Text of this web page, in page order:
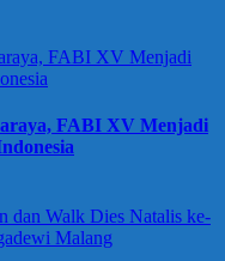
FABI XV Menjadi